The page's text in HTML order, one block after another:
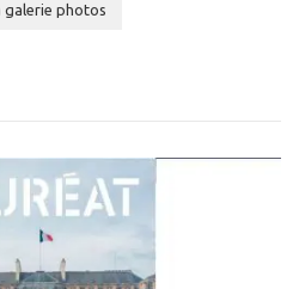
galerie photos